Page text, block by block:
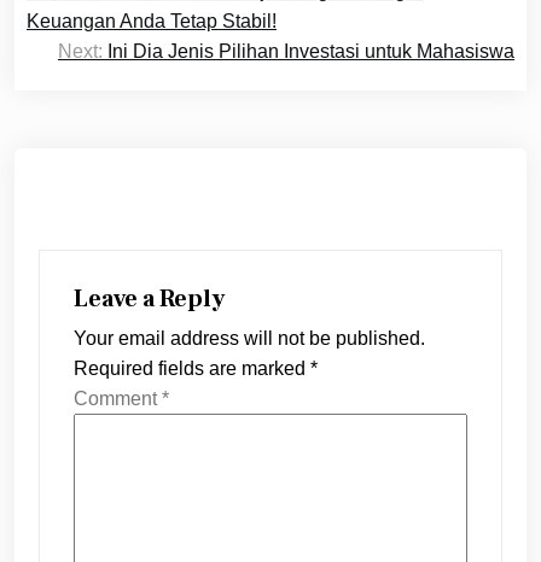
navigation
Keuangan Anda Tetap Stabil!
Next: Ini Dia Jenis Pilihan Investasi untuk Mahasiswa
Leave a Reply
Your email address will not be published.
Required fields are marked *
Comment*